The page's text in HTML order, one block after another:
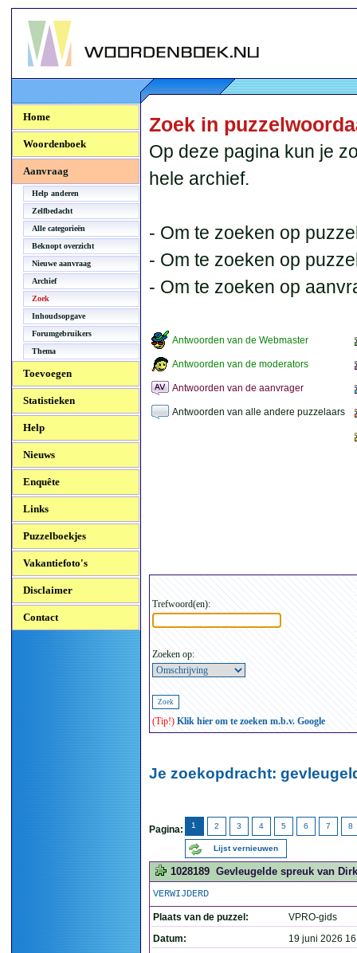
Woordenboek.NU
Home
Woordenboek
Aanvraag
Help anderen
Zelfbedacht
Alle categorieën
Beknopt overzicht
Nieuwe aanvraag
Archief
Zoek
Inhoudsopgave
Forumgebruikers
Thema
Toevoegen
Statistieken
Help
Nieuws
Enquête
Links
Puzzelboekjes
Vakantiefoto's
Disclaimer
Contact
Zoek in
Op deze pagina kun je
hele archief.
- Om te zoeken op
- Om te zoeken op
- Om te zoeken op
Antwoorden van de Webmaster
Antwoorden van de moderators
Antwoorden van de aanvrager
Antwoorden van alle andere puzzelaars
Trefwoord(en):
Zoeken op:
(Tip!) Klik hier om te zoeken m.b.v. Google
Je zoekopdracht:
Pagina: 1 2 3 4 5 6 7 8
Lijst vernieuwen
1028189 Gevleugelde spreuk van
VERWIJDERD
Plaats van de puzzel:
VPRO-gids
Datum:
19 juni 2026